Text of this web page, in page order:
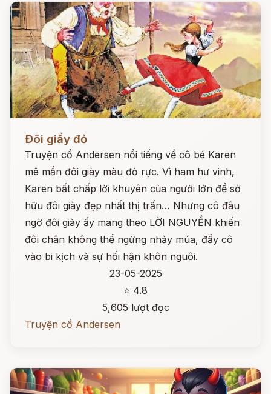
Đôi giầy đỏ
Truyện cổ Andersen nổi tiếng về cô bé Karen
mê mẩn đôi giày màu đỏ rực. Vì ham hư vinh,
Karen bất chấp lời khuyên của người lớn để sở
hữu đôi giày đẹp nhất thị trấn… Nhưng cô đâu
ngờ đôi giày ấy mang theo LỜI NGUYỀN khiến
đôi chân không thể ngừng nhảy múa, đẩy cô
vào bi kịch và sự hối hận khôn nguôi.
23-05-2025
⭐ 4.8
5,605 lượt đọc
Truyện cổ Andersen